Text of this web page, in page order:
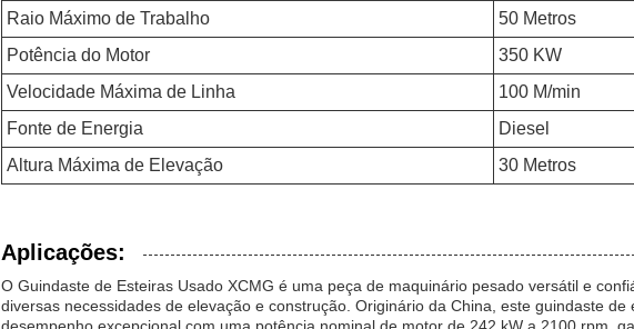
Raio Máximo de Trabalho
50 Metros
Potência do Motor
350 KW
Velocidade Máxima de Linha
100 M/min
Fonte de Energia
Diesel
Altura Máxima de Elevação
30 Metros
Aplicações:
O Guindaste de Esteiras Usado XCMG é uma peça de maquinário pesado versátil e
diversas necessidades de elevação e construção. Originário da China, este guindaste